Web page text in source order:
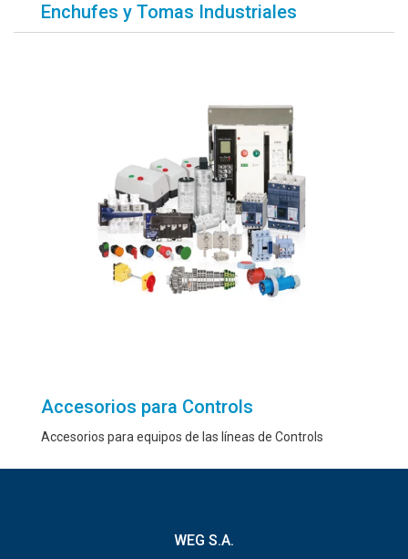
Enchufes y Tomas Industriales
Accesorios para Controls
Accesorios para equipos de las líneas de Controls
WEG S.A.